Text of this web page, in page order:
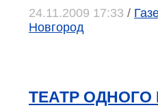
24.11.2009 17:33 /
Новгород
ТЕАТР ОДНОГО